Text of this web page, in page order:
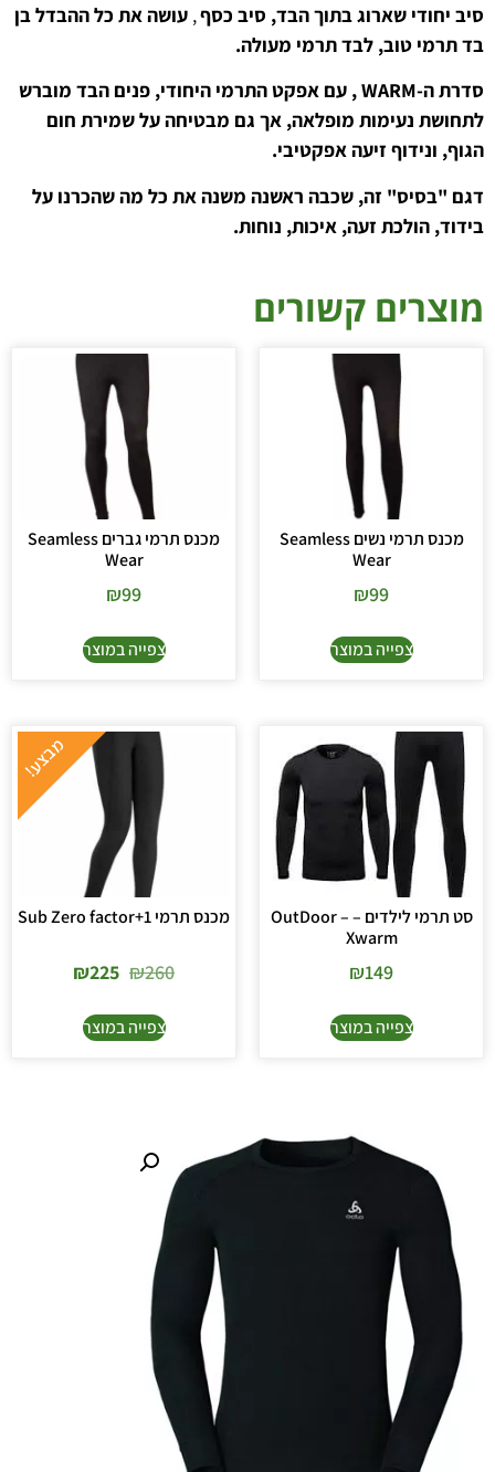
סיב יחודי שארוג בתוך הבד, סיב כסף, עושה את כל ההבדל בן
בד תרמי טוב, לבד תרמי מעולה.
סדרת ה-WARM , עם אפקט התרמי היחודי, פנים הבד מוברש
לתחושת נעימות מופלאה, אך גם מבטיחה על שמירת חום
הגוף, ונידוף זיעה אפקטיבי.
דגם "בסיס" זה, שכבה ראשנה משנה את כל מה שהכרנו על
בידוד, הולכת זעה, איכות, נוחות.
מוצרים קשורים
מכנס תרמי נשים Seamless
Wear
₪99
צפייה במוצר
מכנס תרמי גברים Seamless
Wear
₪99
צפייה במוצר
סט תרמי לילדים – OutDoor –
Xwarm
₪149
צפייה במוצר
מכנס תרמי Sub Zero factor+1
₪260
₪225
צפייה במוצר